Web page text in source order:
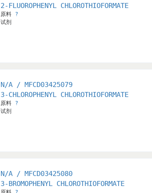
2-FLUOROPHENYL CHLOROTHIOFORMATE
原料 ?
试剂
N/A / MFCD03425079
3-CHLOROPHENYL CHLOROTHIOFORMATE
原料 ?
试剂
N/A / MFCD03425080
3-BROMOPHENYL CHLOROTHIOFORMATE